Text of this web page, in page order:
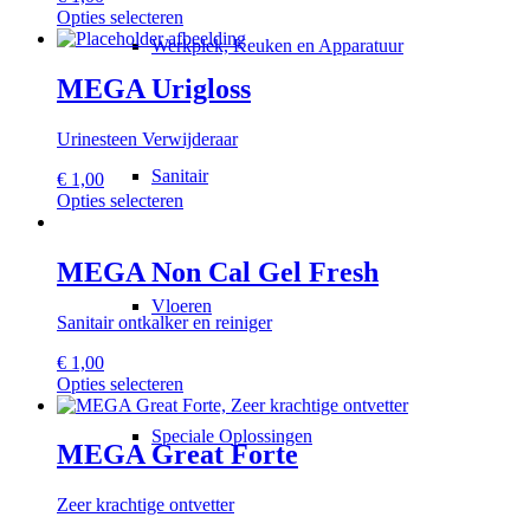
Werkplek, Keuken en Apparatuur
Sanitair
Vloeren
Speciale Oplossingen
worden
op
productpagina
Opties selecteren
product
heeft
meerdere
variaties.
optie
kan
gekozen
worden
productpagina
MEGA Urigloss
Urinesteen Verwijderaar
€ 1,00
Opties selecteren
meerdere
variaties.
Deze
optie
worden
op
de
productpagina
MEGA Non Cal Gel Fresh
Sanitair ontkalker en reiniger
€ 1,00
Opties selecteren
product
heeft
meerdere
variaties.
optie
MEGA Great Forte
Zeer krachtige ontvetter